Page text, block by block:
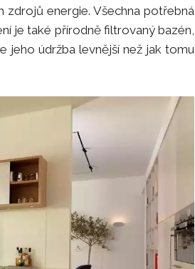
zdrojů energie. Všechna potřebná
je také přírodně filtrovaný bazén,
jeho údržba levnější než jak tomu